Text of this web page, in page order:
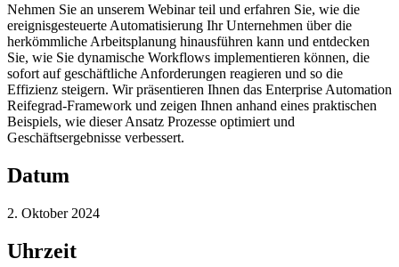
Nehmen Sie an unserem Webinar teil und erfahren Sie, wie die
ereignisgesteuerte Automatisierung Ihr Unternehmen über die
herkömmliche Arbeitsplanung hinausführen kann und entdecken
Sie, wie Sie dynamische Workflows implementieren können, die
sofort auf geschäftliche Anforderungen reagieren und so die
Effizienz steigern. Wir präsentieren Ihnen das Enterprise Automation
Reifegrad-Framework und zeigen Ihnen anhand eines praktischen
Beispiels, wie dieser Ansatz Prozesse optimiert und
Geschäftsergebnisse verbessert.
Datum
2. Oktober 2024
Uhrzeit